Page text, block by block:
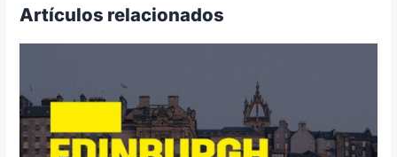
Artículos relacionados